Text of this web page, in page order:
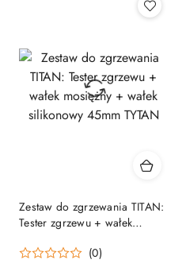
Zestaw do zgrzewania TITAN:
Tester zgrzewu + wałek
45mm TYTAN (0)